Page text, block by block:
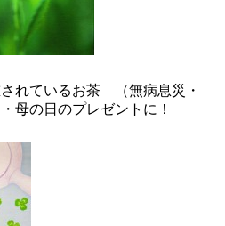
れているお茶 （無病息災・
母の日のプレゼントに！